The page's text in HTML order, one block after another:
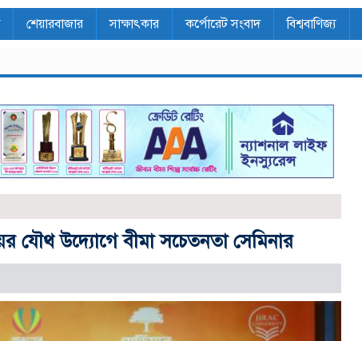
শেয়ারবাজার সাক্ষাৎকার কর্পোরেট সংবাদ বিশ্ববাণিজ্য
যৌথ উদ্যোগে বীমা সচেতনতা সেমিনার